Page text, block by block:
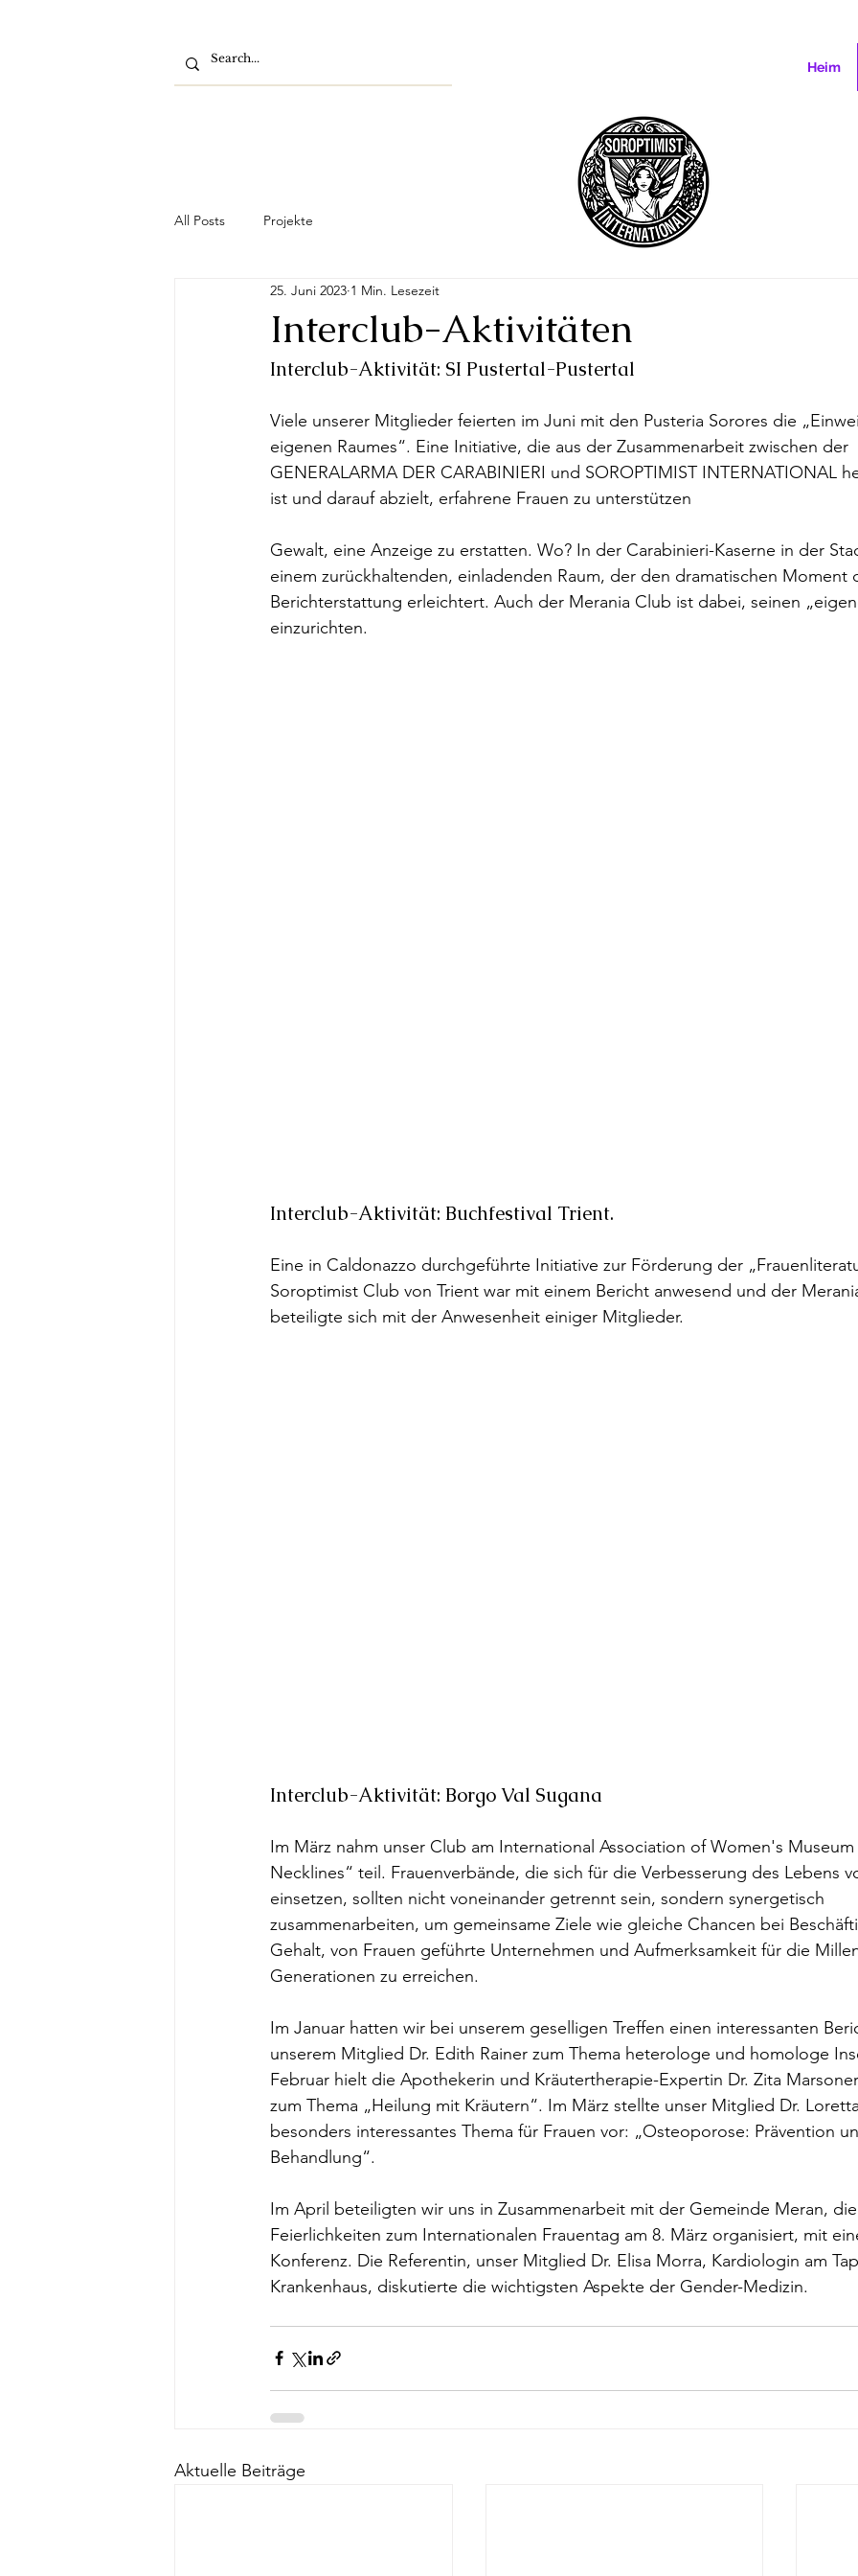
Heim
All Posts Projekte
Interclub-Aktivitäten
25. Juni 2023 1 Min. Lesezeit
Interclub-Aktivität: SI Pustertal-Pustertal
Viele unserer Mitglieder feierten im Juni mit den Pusteria Sorores die
eigenen Raumes“. Eine Initiative, die aus der Zusammenarbeit zwischen der
GENERALARMA DER CARABINIERI und SOROPTIMIST INTERNATIONAL
ist und darauf abzielt, erfahrene Frauen zu unterstützen
Gewalt, eine Anzeige zu erstatten. Wo? In der Carabinieri-Kaserne in der
einem zurückhaltenden, einladenden Raum, der den dramatischen Moment
Berichterstattung erleichtert. Auch der Merania Club ist dabei, seinen
einzurichten.
Interclub-Aktivität: Buchfestival Trient.
Eine in Caldonazzo durchgeführte Initiative zur Förderung der
Soroptimist Club von Trient war mit einem Bericht anwesend und der
beteiligte sich mit der Anwesenheit einiger Mitglieder.
Interclub-Aktivität: Borgo Val Sugana
Im März nahm unser Club am International Association of Women's Museum
Necklines“ teil. Frauenverbände, die sich für die Verbesserung des Lebens
einsetzen, sollten nicht voneinander getrennt sein, sondern synergetisch
zusammenarbeiten, um gemeinsame Ziele wie gleiche Chancen bei
Gehalt, von Frauen geführte Unternehmen und Aufmerksamkeit für die
Generationen zu erreichen.
Im Januar hatten wir bei unserem geselligen Treffen einen interessanten
unserem Mitglied Dr. Edith Rainer zum Thema heterologe und homologe
Februar hielt die Apothekerin und Kräutertherapie-Expertin Dr. Zita
zum Thema „Heilung mit Kräutern“. Im März stellte unser Mitglied Dr.
besonders interessantes Thema für Frauen vor: „Osteoporose: Prävention
Behandlung“.
Im April beteiligten wir uns in Zusammenarbeit mit der Gemeinde Meran,
Feierlichkeiten zum Internationalen Frauentag am 8. März organisiert, mit
Konferenz. Die Referentin, unser Mitglied Dr. Elisa Morra, Kardiologin am
Krankenhaus, diskutierte die wichtigsten Aspekte der Gender-Medizin.
Aktuelle Beiträge